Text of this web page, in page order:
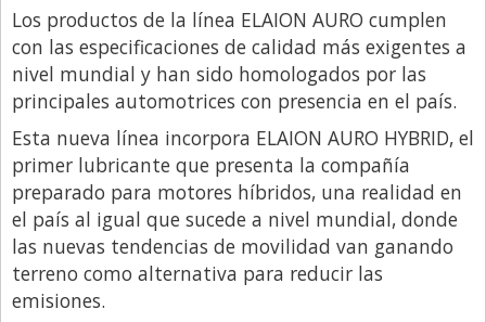
Libro de Quejas
Medios
Millonarios
Minuto Lanzamiento
Negocios
Opinion
País
Política
Los productos de la línea ELAION AURO cumplen
con las especificaciones de calidad más exigentes a
nivel mundial y han sido homologados por las
principales automotrices con presencia en el país.
Esta nueva línea incorpora ELAION AURO HYBRID, el
primer lubricante que presenta la compañía
preparado para motores híbridos, una realidad en
el país al igual que sucede a nivel mundial, donde
las nuevas tendencias de movilidad van ganando
terreno como alternativa para reducir las
emisiones.